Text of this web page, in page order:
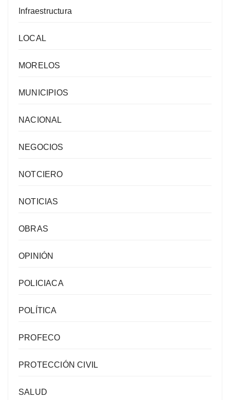
Infraestructura
LOCAL
MORELOS
MUNICIPIOS
NACIONAL
NEGOCIOS
NOTCIERO
NOTICIAS
OBRAS
OPINIÓN
POLICIACA
POLÍTICA
PROFECO
PROTECCIÓN CIVIL
SALUD